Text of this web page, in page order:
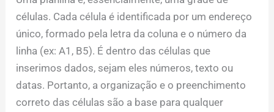
células. Cada célula é identificada por um endereço
único, formado pela letra da coluna e o número da
linha (ex: A1, B5). É dentro das células que
inserimos dados, sejam eles números, texto ou
datas. Portanto, a organização e o preenchimento
correto das células são a base para qualquer